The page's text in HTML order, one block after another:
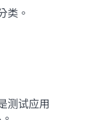
类。
测试应用